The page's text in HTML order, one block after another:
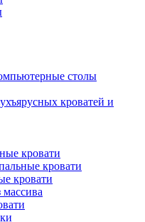
столы
кроватей и
кровати
кровати
кровати